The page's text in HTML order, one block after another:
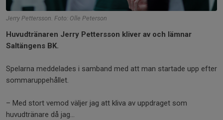
Jerry Pettersson. Foto: Olle Peterson
Huvudtränaren Jerry Pettersson kliver av och lämnar
Saltängens BK.
Spelarna meddelades i samband med att man startade upp efter
sommaruppehållet.
– Med stort vemod väljer jag att kliva av uppdraget som
huvudtränare då jag...